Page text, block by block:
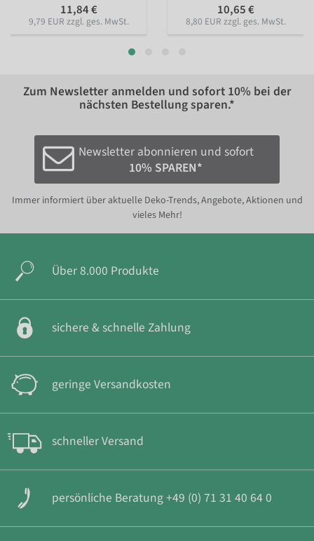
11,84 €
9,79 EUR zzgl. ges. MwSt.
10,65 €
8,80 EUR zzgl. ges. MwSt.
Zum Newsletter anmelden und sofort 10% bei der
nächsten Bestellung sparen.*
Newsletter abonnieren und sofort
10% SPAREN*
Immer informiert über aktuelle Deko-Trends, Angebote, Aktionen und
vieles Mehr!
Über 8.000 Produkte
sichere & schnelle Zahlung
geringe Versandkosten
schneller Versand
persönliche Beratung +49 (0) 71 31 40 64 0